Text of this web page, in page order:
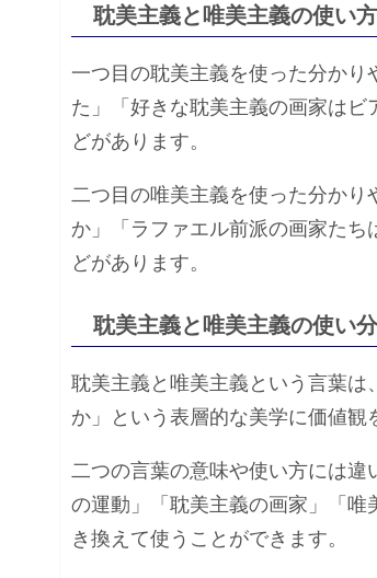
耽美主義と唯美主義の使い
一つ目の耽美主義を使った分か
た」「好きな耽美主義の画家は
どがあります。
二つ目の唯美主義を使った分か
か」「ラファエル前派の画家た
どがあります。
耽美主義と唯美主義の使い
耽美主義と唯美主義という言葉
か」という表層的な美学に価値観
二つの言葉の意味や使い方には
の運動」「耽美主義の画家」「
き換えて使うことができます。